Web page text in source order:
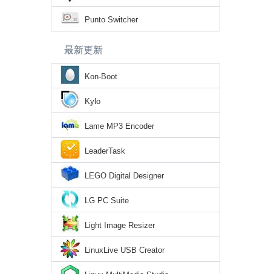
Punto Switcher
最新更新
Kon-Boot
Kylo
Lame MP3 Encoder
LeaderTask
LEGO Digital Designer
LG PC Suite
Light Image Resizer
LinuxLive USB Creator